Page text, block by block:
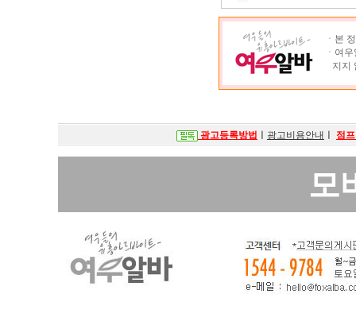
ㆍ본
ㆍ여
지지
광고등록방법 광고비용안내 점
모